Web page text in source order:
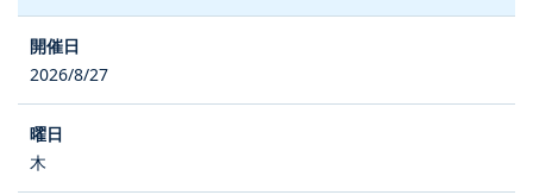
2026/8/27
木